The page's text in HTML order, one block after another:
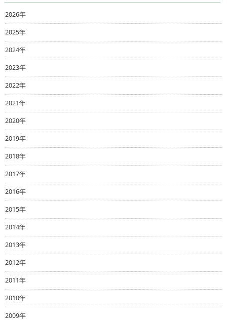
2026年
2025年
2024年
2023年
2022年
2021年
2020年
2019年
2018年
2017年
2016年
2015年
2014年
2013年
2012年
2011年
2010年
2009年